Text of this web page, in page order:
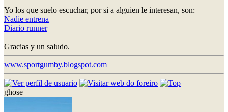
Yo los que suelo escuchar, por si a alguien le interesan, son:
Nadie entrena
Diario runner
Gracias y un saludo.
www.sportgumby.blogspot.com
ghose